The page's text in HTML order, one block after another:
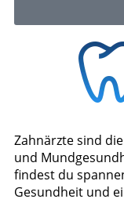
Zahnärzte sind
und
findest du
Gesundheit und